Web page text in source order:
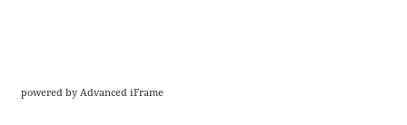
powered by Advanced iFrame